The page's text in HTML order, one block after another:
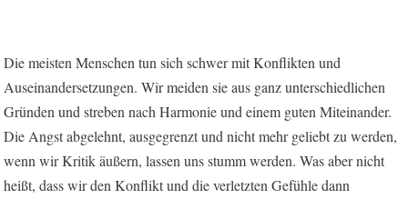
Die meisten Menschen tun sich schwer mit Konflikten und
Auseinandersetzungen. Wir meiden sie aus ganz unterschiedlichen
Gründen und streben nach Harmonie und einem guten Miteinander.
Die Angst abgelehnt, ausgegrenzt und nicht mehr geliebt zu werden,
wenn wir Kritik äußern, lassen uns stumm werden. Was aber nicht
heißt, dass wir den Konflikt und die verletzten Gefühle dann